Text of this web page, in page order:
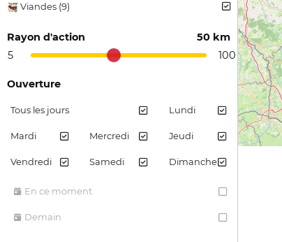
Viandes (9)
Confiture et gelée (1)
Jus et sirops de fruits (1)
Pain et farine (1)
50 km
Rayon d'action
5
100
Ouverture
Tous les jours Lundi
Mardi Mercredi Jeudi
Vendredi Samedi Dimanche
En ce moment
Demain